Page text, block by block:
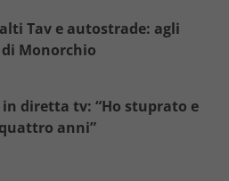
Tav e autostrade: agli
Monorchio
diretta tv: “Ho stuprato e
anni”